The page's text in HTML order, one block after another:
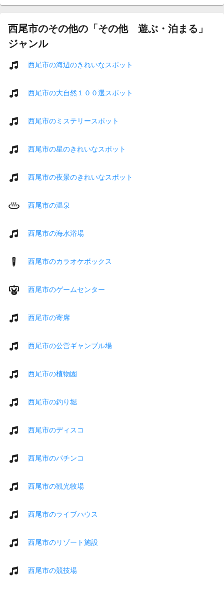
西尾市のその他の「その他 遊ぶ・泊まる」
ジャンル
西尾市の海辺のきれいなスポット
西尾市の大自然１００選スポット
西尾市のミステリースポット
西尾市の星のきれいなスポット
西尾市の夜景のきれいなスポット
西尾市の温泉
西尾市の海水浴場
西尾市のカラオケボックス
西尾市のゲームセンター
西尾市の寄席
西尾市の公営ギャンブル場
西尾市の植物園
西尾市の釣り堀
西尾市のディスコ
西尾市のパチンコ
西尾市の観光牧場
西尾市のライブハウス
西尾市のリゾート施設
西尾市の競技場